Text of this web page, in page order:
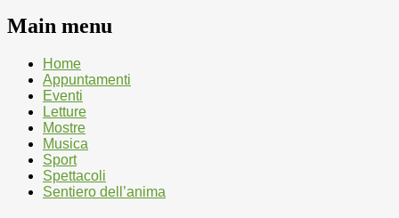
Main menu
Skip
content
Home
Appuntamenti
Eventi
Letture
Mostre
Musica
Sport
Spettacoli
Sentiero dell’anima